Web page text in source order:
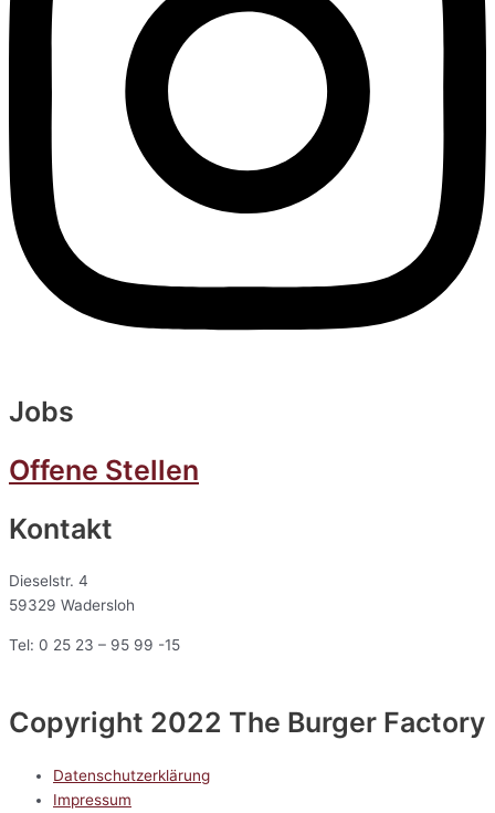
Jobs
Offene Stellen
Kontakt
Dieselstr. 4
59329 Wadersloh
Tel: 0 25 23 – 95 99 -15
Copyright 2022 The Burger Factory
Datenschutzerklärung
Impressum